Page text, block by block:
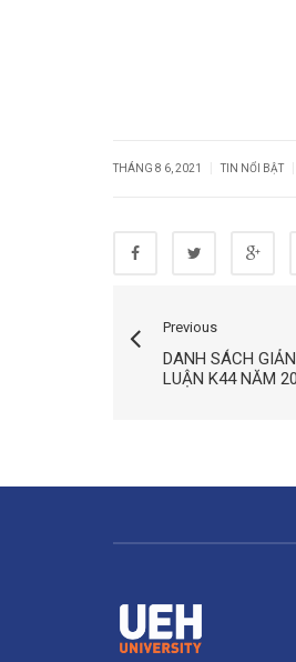
THÁNG 8 6, 2021 TIN NỔI BẬT
Previous
DANH SÁCH
LUẬN K44 NĂM